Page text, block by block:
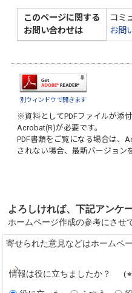
このページに関する
お問い合わせは
コミ
お問
別ウィンドウで開きます
※資料としてPDFファイルが添
Acrobat(R)が必要です。
PDF書類をご覧になる場合は、
されない場合、最新バージョン